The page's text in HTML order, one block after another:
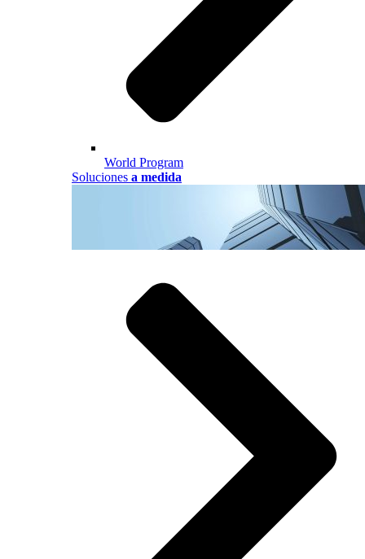
World Program
Soluciones a medida